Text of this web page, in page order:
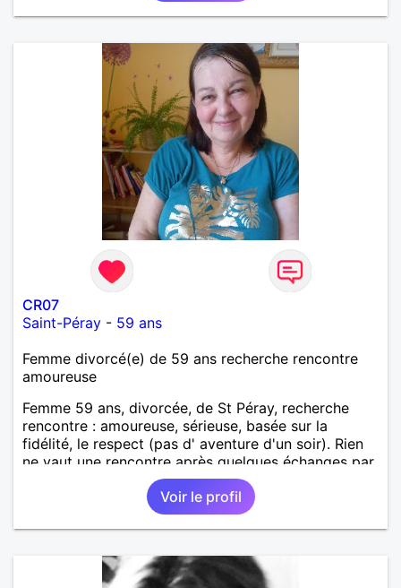
CR07
Saint-Péray - 59 ans
Femme divorcé(e) de 59 ans recherche rencontre
amoureuse
Femme 59 ans, divorcée, de St Péray, recherche
rencontre : amoureuse, sérieuse, basée sur la
fidélité, le respect (pas d' aventure d'un soir). Rien
ne vaut une rencontre après quelques échanges par
messages pour savoir si il y a un feeling entre les
deux et le désir de se revoir. Au plaisir de se
Voir le profil